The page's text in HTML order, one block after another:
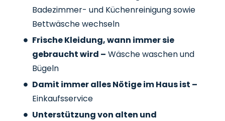
Badezimmer- und Küchenreinigung sowie
Bettwäsche wechseln
Frische Kleidung, wann immer sie
gebraucht wird – Wäsche waschen und
Bügeln
Damit immer alles Nötige im Haus ist –
Einkaufsservice
Unterstützung von alten und